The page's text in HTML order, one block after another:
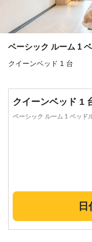
ベーシック ルーム 1
クイーンベッド 1 台
ベーシック ルーム 1 ベッド
クイーンベッド 1